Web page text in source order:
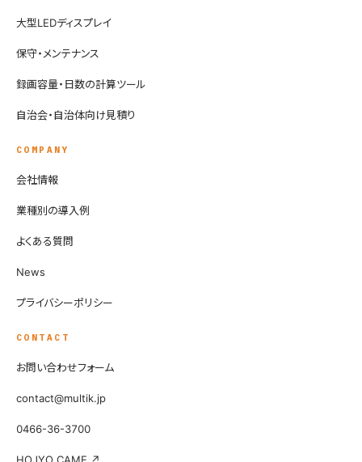
大型LEDディスプレイ
保守・メンテナンス
録画容量・日数の計算ツール
自治会・自治体向け見積り
COMPANY
会社情報
業種別の導入例
よくある質問
News
プライバシーポリシー
CONTACT
お問い合わせフォーム
contact@multik.jp
0466-36-3700